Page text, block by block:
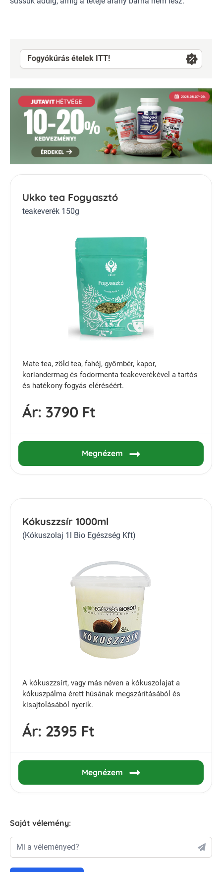
Fogyókúrás ételek ITT!
Ukko tea Fogyasztó
teakeverék 150g
Mate tea, zöld tea, fahéj, gyömbér, kapor,
koriandermag és fodormenta teakeverékével a tartós
és hatékony fogyás eléréséért.
Ár: 3790 Ft
Megnézem
Kókuszzsír 1000ml
(Kókuszolaj 1l Bio Egészség Kft)
A kókuszzsírt, vagy más néven a kókuszolajat a
kókuszpálma érett húsának megszárításából és
kisajtolásából nyerik.
Ár: 2395 Ft
Megnézem
Saját vélemény:
Mi a véleményed?